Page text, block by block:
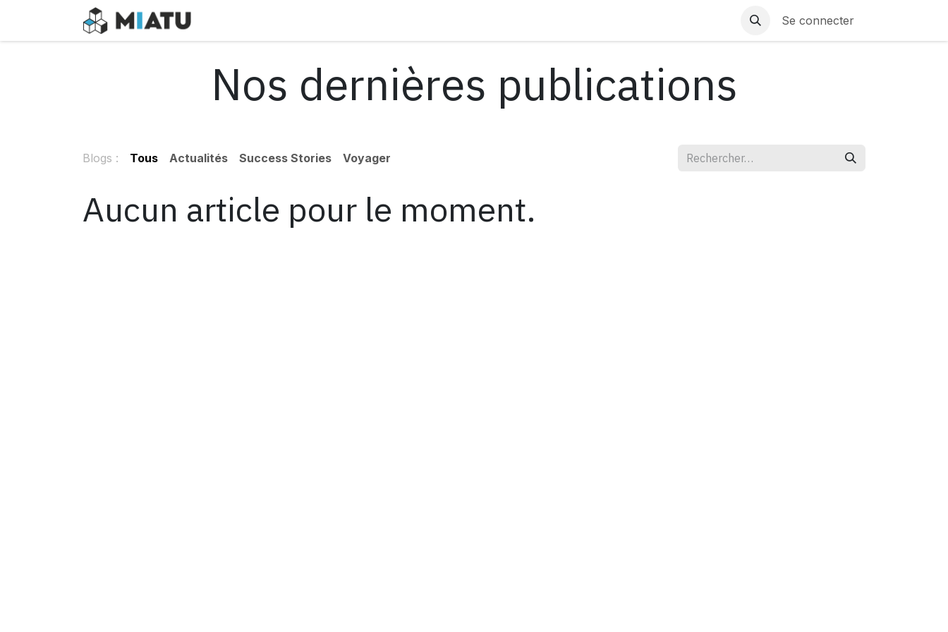
Se rendre au contenu
Se connecter
Nos dernières publications
Blogs : Tous Actualités Success Stories Voyager
Aucun article pour le moment.